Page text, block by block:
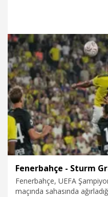
6.08.2026 Dünya
Fenerbahçe - Sturm
Fenerbahçe, UEFA
maçında sahasında